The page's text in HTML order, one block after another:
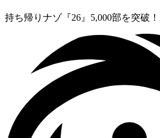
持ち帰りナゾ『26』5,000部を突破！